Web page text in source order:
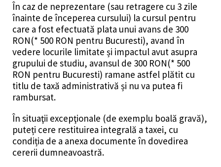
În caz de neprezentare (sau retragere cu 3 zile
înainte de începerea cursului) la cursul pentru
care a fost efectuată plata unui avans de 300
RON(* 500 RON pentru Bucuresti), avand în
vedere locurile limitate și impactul avut asupra
grupului de studiu, avansul de 300 RON(* 500
RON pentru Bucuresti) ramane astfel plătit cu
titlu de taxă administrativă și nu va putea fi
rambursat.
În situaţii excepţionale (de exemplu boală gravă),
puteți cere restituirea integrală a taxei, cu
condiția de a anexa documente în dovedirea
cererii dumneavoastră.